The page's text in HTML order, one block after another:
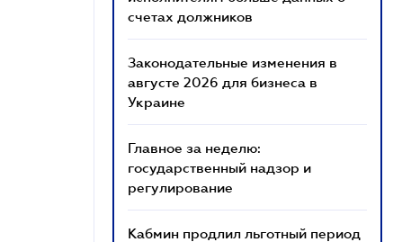
счетах должников
Законодательные изменения в
августе 2026 для бизнеса в
Украине
Главное за неделю:
государственный надзор и
регулирование
Кабмин продлил льготный период